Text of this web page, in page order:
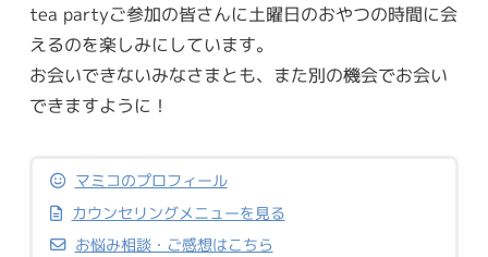
tea partyご参加の皆さんに土曜日のおやつの時間に会
えるのを楽しみにしています。
お会いできないみなさまとも、また別の機会でお会い
できますように！
マミコのプロフィール
カウンセリングメニューを見る
お悩み相談・ご感想はこちら